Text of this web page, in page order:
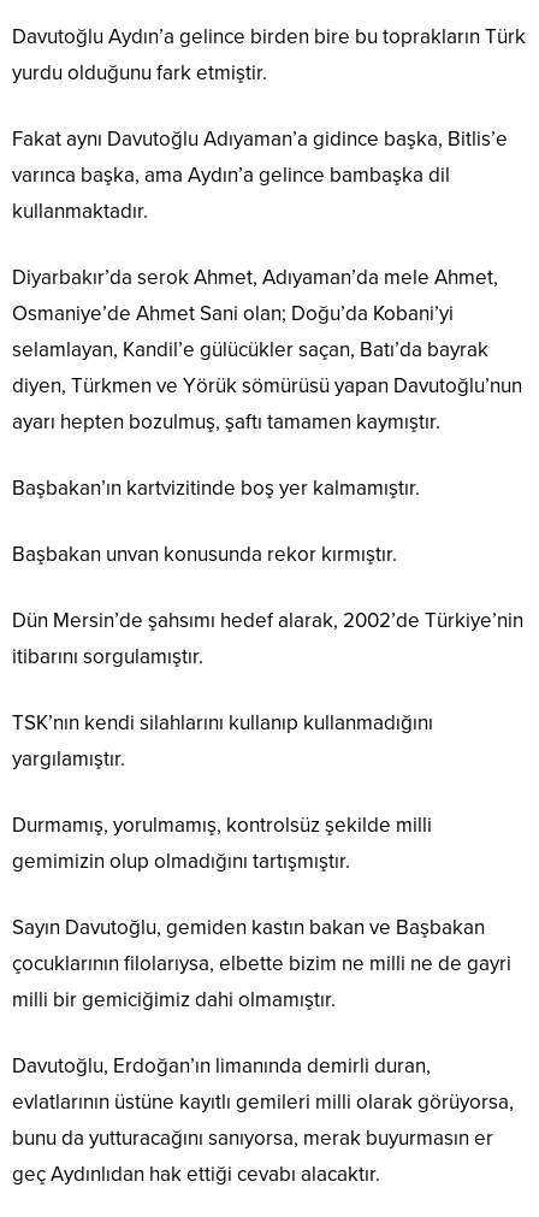
Davutoğlu Aydın’a gelince birden bire bu toprakların Türk
yurdu olduğunu fark etmiştir.
Fakat aynı Davutoğlu Adıyaman’a gidince başka, Bitlis’e
varınca başka, ama Aydın’a gelince bambaşka dil
kullanmaktadır.
Diyarbakır’da serok Ahmet, Adıyaman’da mele Ahmet,
Osmaniye’de Ahmet Sani olan; Doğu’da Kobani’yi
selamlayan, Kandil’e gülücükler saçan, Batı’da bayrak
diyen, Türkmen ve Yörük sömürüsü yapan Davutoğlu’nun
ayarı hepten bozulmuş, şaftı tamamen kaymıştır.
Başbakan’ın kartvizitinde boş yer kalmamıştır.
Başbakan unvan konusunda rekor kırmıştır.
Dün Mersin’de şahsımı hedef alarak, 2002’de Türkiye’nin
itibarını sorgulamıştır.
TSK’nın kendi silahlarını kullanıp kullanmadığını
yargılamıştır.
Durmamış, yorulmamış, kontrolsüz şekilde milli
gemimizin olup olmadığını tartışmıştır.
Sayın Davutoğlu, gemiden kastın bakan ve Başbakan
çocuklarının filolarıysa, elbette bizim ne milli ne de gayri
milli bir gemiciğimiz dahi olmamıştır.
Davutoğlu, Erdoğan’ın limanında demirli duran,
evlatlarının üstüne kayıtlı gemileri milli olarak görüyorsa,
bunu da yutturacağını sanıyorsa, merak buyurmasın er
geç Aydınlıdan hak ettiği cevabı alacaktır.